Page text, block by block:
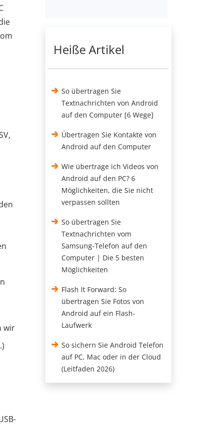
wir
Heiße Artikel
So übertragen Sie
Textnachrichten von Android
auf den Computer [6 Wege]
Übertragen Sie Kontakte von
Android auf den Computer
Wie übertrage ich Videos von
Android auf den PC? 6
Möglichkeiten, die Sie nicht
verpassen sollten
So übertragen Sie
Textnachrichten vom
Samsung-Telefon auf den
Computer | Die 5 besten
Möglichkeiten
Flash It Forward: So
übertragen Sie Fotos von
Android auf ein Flash-
Laufwerk
So sichern Sie Android Telefon
auf PC, Mac oder in der Cloud
(Leitfaden 2026)